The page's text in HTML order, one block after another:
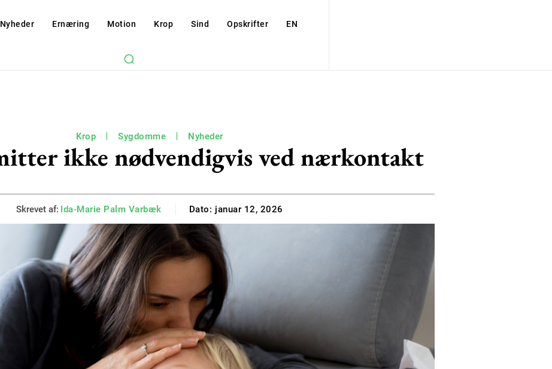
Nyheder Ernæring Motion Krop Sind Opskrifter EN
Krop Sygdomme Nyheder
ikke nødvendigvis ved nærkontakt
Skrevet af: Ida-Marie Palm Varbæk Dato: januar 12, 2026